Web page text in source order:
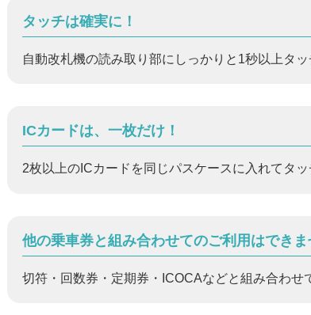
タッチは確実に！
自動改札機の読み取り部にしっかりと1秒以上タッ
ICカードは、一枚だけ！
2枚以上のICカードを同じパスケースに入れてタ
他の乗車券と組み合わせてのご利用はできま
切符・回数券・定期券・ICOCAなどと組み合わせ